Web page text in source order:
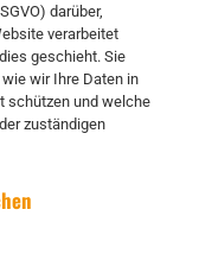
darüber,
verarbeitet
geschieht. Sie
wir Ihre Daten in
schützen und welche
zuständigen